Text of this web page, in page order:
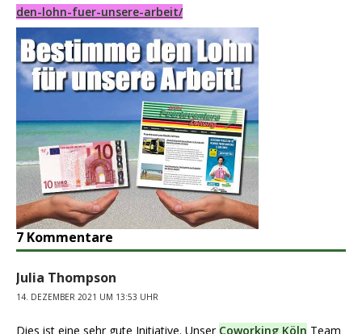
den-lohn-fuer-unsere-arbeit/
7 Kommentare
Julia Thompson
14. DEZEMBER 2021 UM 13:53 UHR
Dies ist eine sehr gute Initiative. Unser Coworking Köln Team